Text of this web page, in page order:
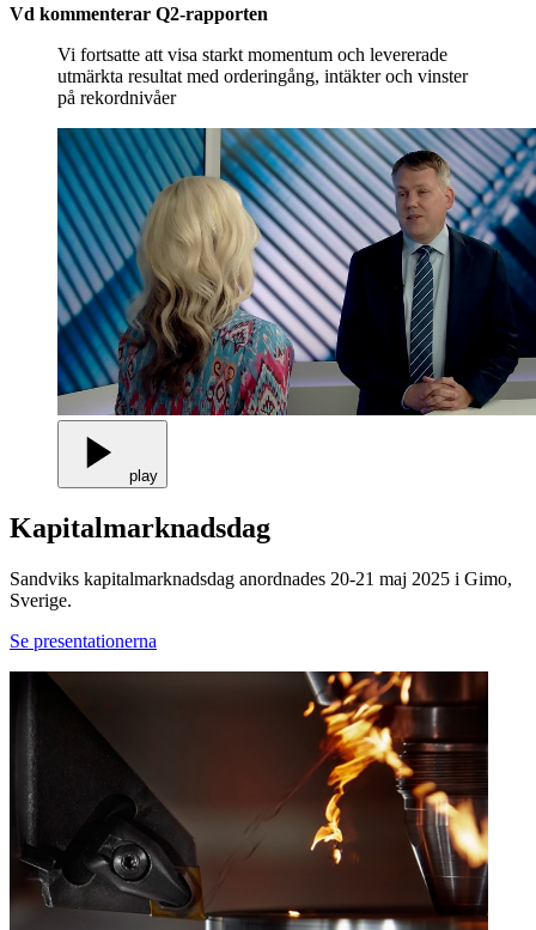
Vd kommenterar Q2-rapporten
Vi fortsatte att visa starkt momentum och levererade
utmärkta resultat med orderingång, intäkter och vinster
på rekordnivåer
play
Kapitalmarknadsdag
Sandviks kapitalmarknadsdag anordnades 20-21 maj 2025 i Gimo,
Sverige.
Se presentationerna